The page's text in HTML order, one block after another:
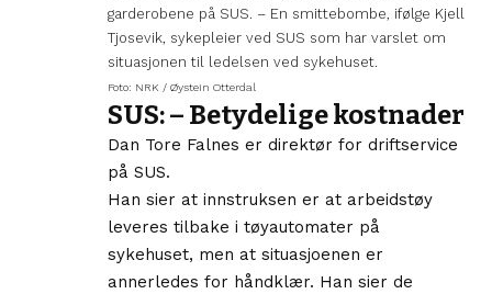
garderobene på SUS. – En smittebombe, ifølge Kjell
Tjosevik, sykepleier ved SUS som har varslet om
situasjonen til ledelsen ved sykehuset.
Foto: NRK / Øystein Otterdal
SUS: – Betydelige kostnader
Dan Tore Falnes er direktør for driftservice
på SUS.
Han sier at innstruksen er at arbeidstøy
leveres tilbake i tøyautomater på
sykehuset, men at situasjoenen er
annerledes for håndklær. Han sier de